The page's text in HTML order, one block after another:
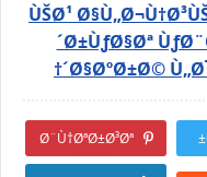
ÙŠØ¹
´Ø±ÙƒØ§Øª
´Ø§ØºØ±Ø©
Ø¨Ù†ØªØ±Ø³Øª